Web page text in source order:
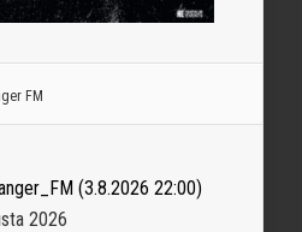
FM
(3.8.2026 22:00)
2026